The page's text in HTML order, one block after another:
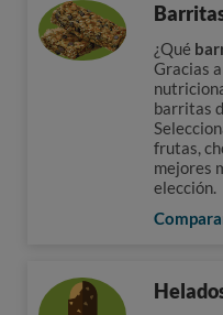
¿Qué
Gracias
barritas
frutas,
mejores
elección.